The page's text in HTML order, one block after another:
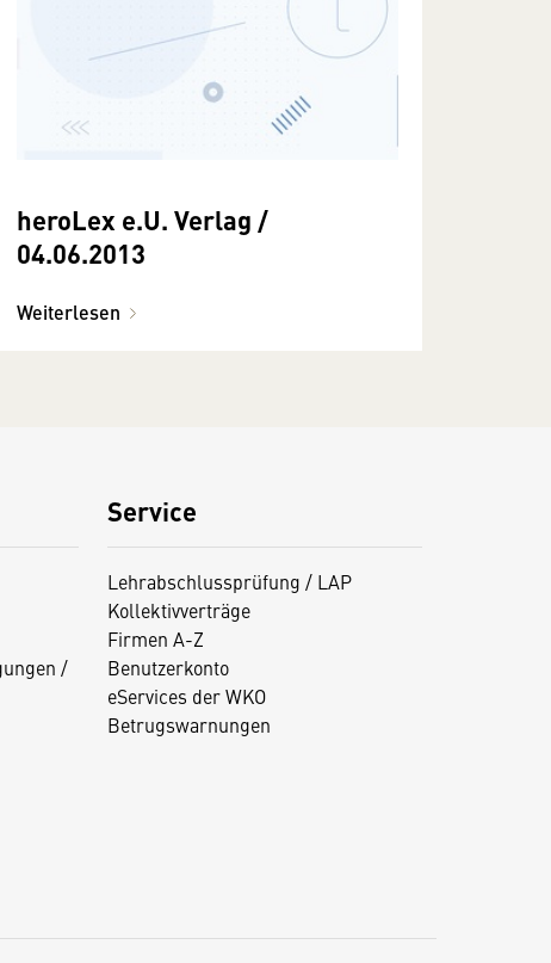
heroLex e.U. Verlag /
04.06.2013
Weiterlesen
/
Service
Lehrabschlussprüfung / LAP
Kollektivverträge
Firmen A-Z
Benutzerkonto
eServices der WKO
Betrugswarnungen